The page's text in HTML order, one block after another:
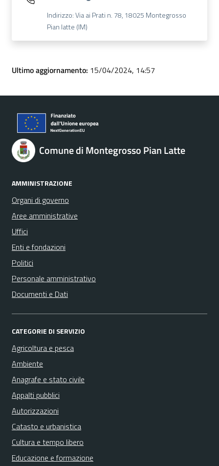
Indirizzo: Via ai Prati n. 78, 18025 Montegrosso
Pian latte (IM)
Ultimo aggiornamento: 15/04/2024, 14:57
Comune di Montegrosso Pian Latte
AMMINISTRAZIONE
Organi di governo
Aree amministrative
Uffici
Enti e fondazioni
Politici
Personale amministrativo
Documenti e Dati
CATEGORIE DI SERVIZIO
Agricoltura e pesca
Ambiente
Anagrafe e stato civile
Appalti pubblici
Autorizzazioni
Catasto e urbanistica
Cultura e tempo libero
Educazione e formazione